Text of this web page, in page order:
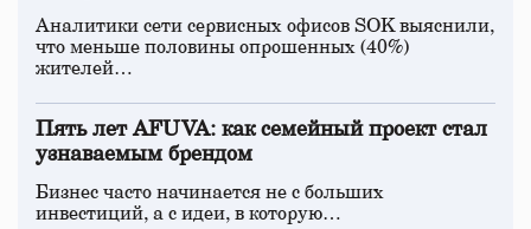
Аналитики сети сервисных офисов SOK выяснили,
что меньше половины опрошенных (40%)
жителей…
Пять лет AFUVA: как семейный проект стал
узнаваемым брендом
Бизнес часто начинается не с больших
инвестиций, а с идеи, в которую…